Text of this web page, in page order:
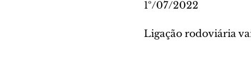
1º/07/2022
Ligação rodoviária